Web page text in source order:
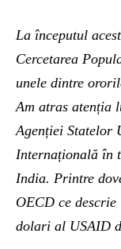
La începutul
Cercetarea
unele dintre
Am atras atenția
Agenției Statelor
Internațională în
India. Printre
OECD ce
dolari al USAID